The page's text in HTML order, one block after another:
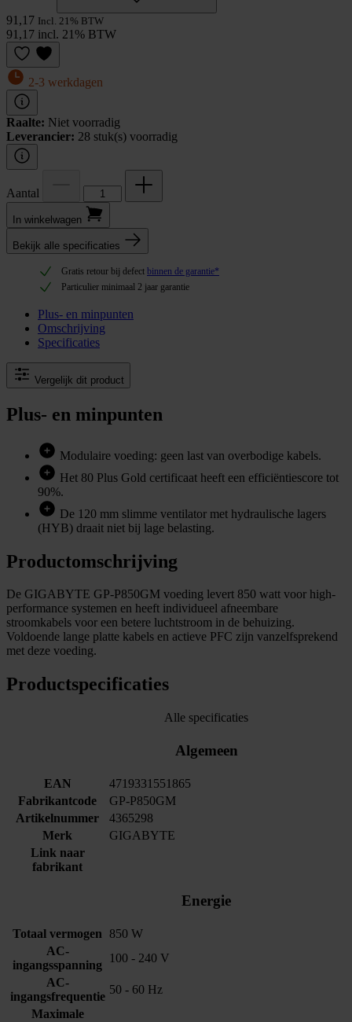
91,17 Incl. 21% BTW
91,17 incl. 21% BTW
2-3 werkdagen
Raalte: Niet voorradig
Leverancier: 28 stuk(s) voorradig
Aantal
In winkel­wagen
Bekijk alle specificaties
Gratis retour bij defect binnen de garantie*
Particulier minimaal 2 jaar garantie
Plus- en minpunten
Omschrijving
Specificaties
Vergelijk dit product
Plus- en minpunten
Modulaire voeding: geen last van overbodige kabels.
Het 80 Plus Gold certificaat heeft een efficiëntiescore tot
90%.
De 120 mm slimme ventilator met hydraulische lagers
(HYB) draait niet bij lage belasting.
Productomschrijving
De GIGABYTE GP-P850GM voeding levert 850 watt voor high-
performance systemen en heeft individueel afneembare
stroomkabels voor een betere luchtstroom in de behuizing.
Voldoende lange platte kabels en actieve PFC zijn vanzelfsprekend
met deze voeding.
Productspecificaties
Alle specificaties
Algemeen
EAN
4719331551865
Fabrikantcode
GP-P850GM
Artikelnummer
4365298
Merk
GIGABYTE
Link naar
fabrikant
Energie
Totaal vermogen
850 W
AC-
ingangsspanning
100 - 240 V
AC-
ingangsfrequentie
50 - 60 Hz
Maximale